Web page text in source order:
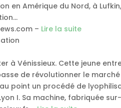
en Amérique du Nord, à
– Lire la suite
à Vénissieux. Cette jeune
de révolutionner le
point un procédé de
I. Sa machine, fabriquée